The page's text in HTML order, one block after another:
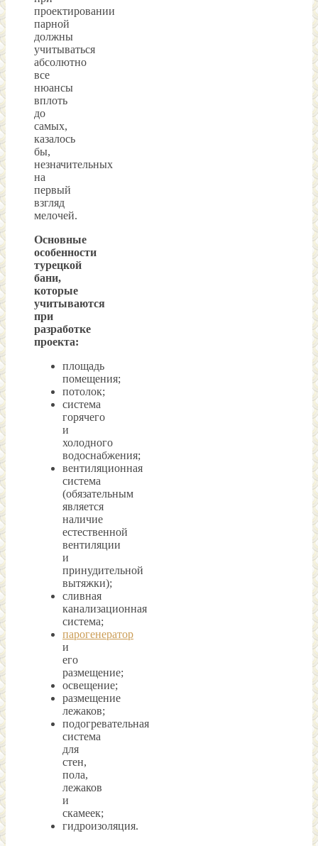
проектировании
парной
должны
учитываться
абсолютно
все
нюансы
вплоть
до
самых,
казалось
бы,
незначительных
на
первый
взгляд
мелочей.
Основные
особенности
турецкой
бани,
которые
учитываются
при
разработке
проекта:
площадь
помещения;
потолок;
система
горячего
и
холодного
водоснабжения;
вентиляционная
система
(обязательным
является
наличие
естественной
вентиляции
и
принудительной
вытяжки);
сливная
канализационная
система;
парогенератор
и
его
размещение;
освещение;
размещение
лежаков;
подогревательная
система
для
стен,
пола,
лежаков
и
скамеек;
гидроизоляция.